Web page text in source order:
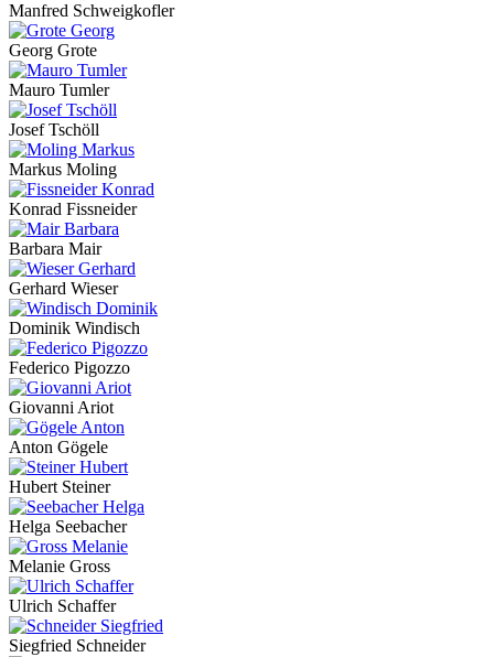
Manfred Schweigkofler
Georg Grote
Mauro Tumler
Josef Tschöll
Markus Moling
Konrad Fissneider
Barbara Mair
Gerhard Wieser
Dominik Windisch
Federico Pigozzo
Giovanni Ariot
Anton Gögele
Hubert Steiner
Helga Seebacher
Melanie Gross
Ulrich Schaffer
Siegfried Schneider